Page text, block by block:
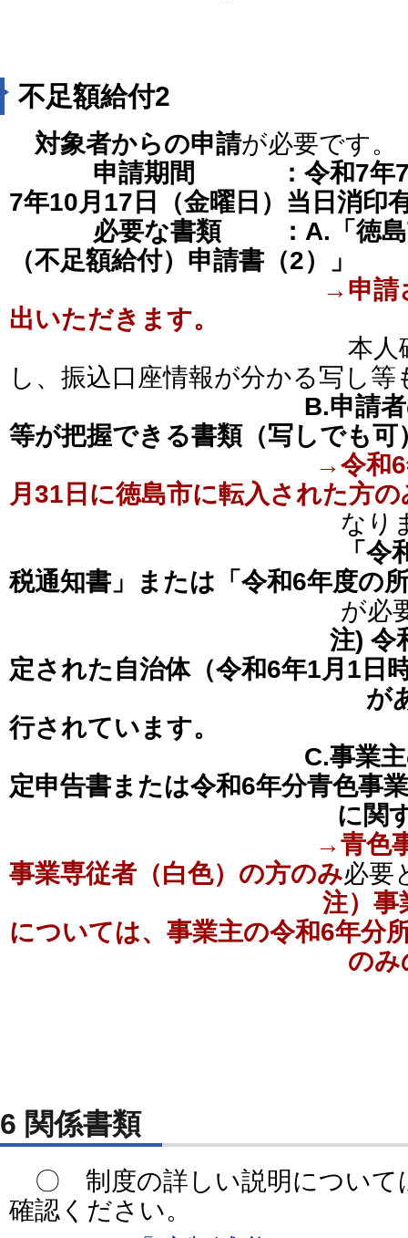
不足額給付2
対象者からの申請が必要です。
申請期間
：令和7
7年10月17日（金曜日）当日消印
必要な書類 ：A.「徳島
（不足額給付）申請書（2）」
→申請
出いただきます。
本人確認ができ
し、振込口座情報が分かる写し等
B.申請
等が把握できる書類（写しでも可
→令和6
月31日に徳島市に転入された方の
なります
「
税通知書」または「令和6年度の
が必要で
注) 令
定された自治体（令和6年1月1日
があった自治
行されています。
C.事業主の令和6
定申告書または令和6年分青色事
に関する届出
→青色
事業専従者（白色）の方のみ必要
注）事
については、事業主の令和6年分
のみ
6 関係書類
〇 制度の詳しい説明について
確認ください。